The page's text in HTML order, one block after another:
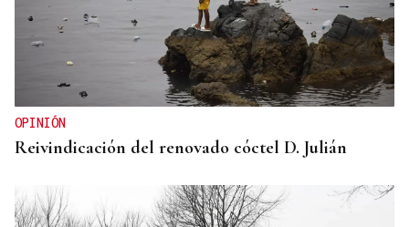
OPINIÓN
Reivindicación del renovado cóctel D. Julián